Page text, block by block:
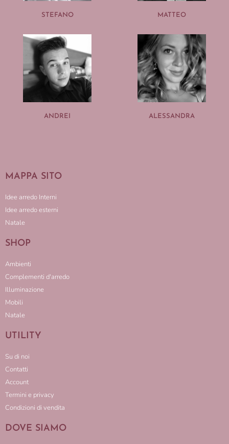
STEFANO MATTEO
ANDREI ALESSANDRA
MAPPA SITO
Idee arredo Interni
Idee arredo esterni
Natale
SHOP
Ambienti
Complementi d'arredo
Illuminazione
Mobili
Natale
UTILITY
Su di noi
Contatti
Account
Termini e privacy
Condizioni di vendita
DOVE SIAMO